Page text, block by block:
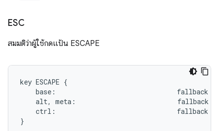
ESC
สมมติว่าผู้ใช้กดแป้น ESCAPE
key ESCAPE {
base:                               fallback
alt, meta:                          fallback
ctrl:                               fallback